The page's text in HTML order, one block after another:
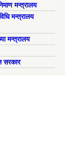
मन्त्रालय
मन्त्रालय
मन्त्रालय
सरकार